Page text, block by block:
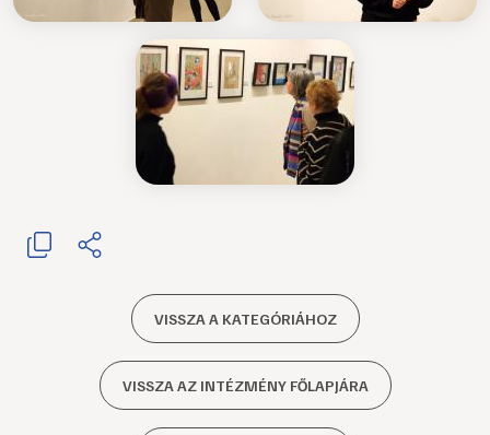
VISSZA A KATEGÓRIÁHOZ
VISSZA AZ INTÉZMÉNY FŐLAPJÁRA